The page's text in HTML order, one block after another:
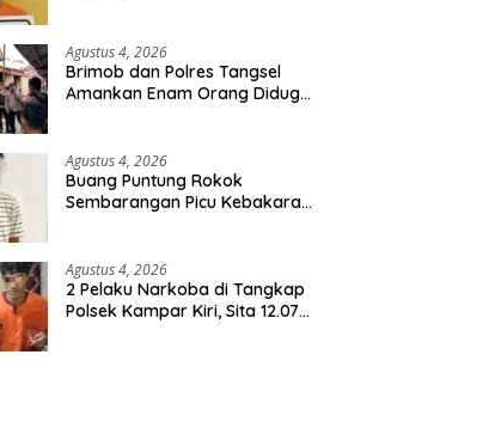
Agustus 4, 2026
Brimob dan Polres Tangsel
Amankan Enam Orang Diduga
Agustus 4, 2026
Buang Puntung Rokok
Sembarangan Picu Kebakaran
Agustus 4, 2026
2 Pelaku Narkoba di Tangkap
Polsek Kampar Kiri, Sita 12.07